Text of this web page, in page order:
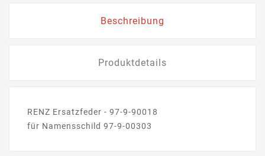
Beschreibung
Produktdetails
RENZ Ersatzfeder - 97-9-90018
für Namensschild 97-9-00303